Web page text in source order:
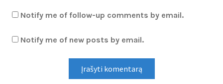
Notify me of follow-up comments by email.
Notify me of new posts by email.